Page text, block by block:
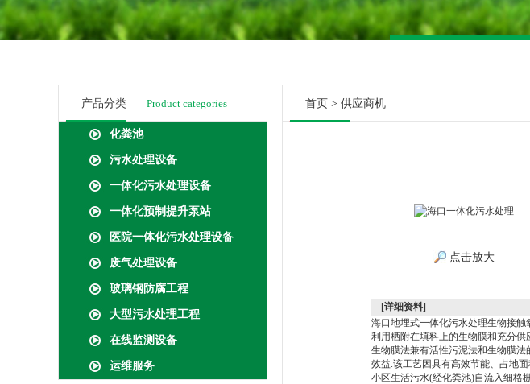
产品分类 Product categories
化粪池
污水处理设备
一体化污水处理设备
一体化预制提升泵站
医院一体化污水处理设备
废气处理设备
玻璃钢防腐工程
大型污水处理工程
在线监测设备
运维服务
首页 > 供应商机
点击放大
[详细资料]
海口地埋式一体化污水处理生物接
利用栖附在填料上的生物膜和充分
生物膜法兼有活性污泥法和生物膜
效益.该工艺因具有高效节能、占地
小区生活污水(经化粪池)自流入细格